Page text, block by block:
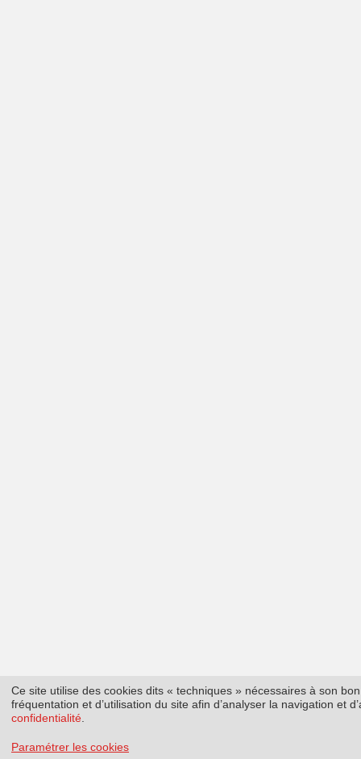
Ce site utilise des cookies dits « techniques » nécessaires à son
fréquentation et d’utilisation du site afin d’analyser la navigation et
confidentialité
Paramétrer les cookies